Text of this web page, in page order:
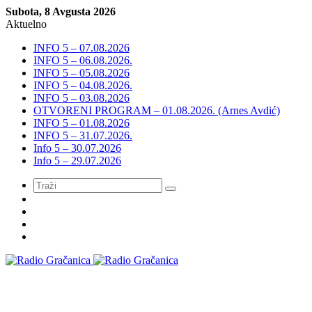
Subota, 8 Avgusta 2026
Aktuelno
INFO 5 – 07.08.2026
INFO 5 – 06.08.2026.
INFO 5 – 05.08.2026
INFO 5 – 04.08.2026.
INFO 5 – 03.08.2026
OTVORENI PROGRAM – 01.08.2026. (Arnes Avdić)
INFO 5 – 01.08.2026
INFO 5 – 31.07.2026.
Info 5 – 30.07.2026
Info 5 – 29.07.2026
Meni